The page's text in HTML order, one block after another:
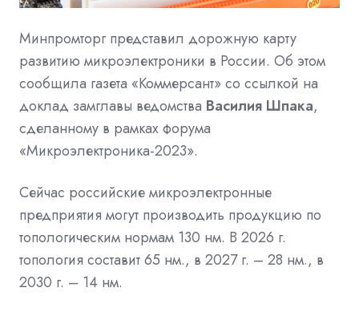
Минпромторг представил дорожную карту
развитию микроэлектроники в России. Об этом
сообщила газета «Коммерсант» со ссылкой на
доклад замглавы ведомства Василия Шпака,
сделанному в рамках форума
«Микроэлектроника-2023».
Сейчас российские микроэлектронные
предприятия могут производить продукцию по
топологическим нормам 130 нм. В 2026 г.
топология составит 65 нм., в 2027 г. – 28 нм., в
2030 г. – 14 нм.